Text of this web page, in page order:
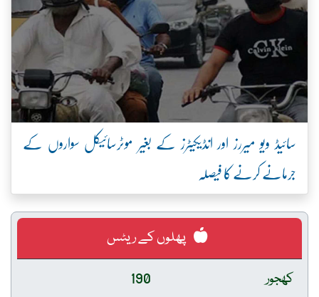
سائیڈ ویو میررز اور انڈیکیٹرز کے بغیر موٹرسائیکل سواروں کے
جرمانے کرنے کا فیصلہ
پھلوں کے ریٹس
کھجور
190